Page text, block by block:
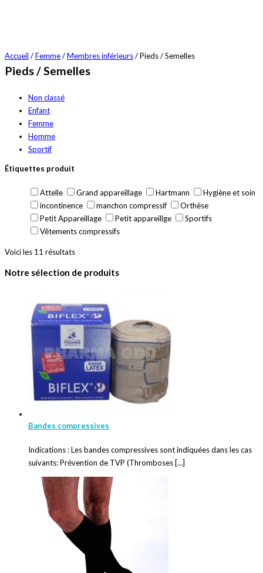
Accueil /Femme/Membres inférieurs/ Pieds / Semelles
Pieds / Semelles
Non classé
Enfant
Femme
Homme
Sportif
Étiquettes produit
Attelle Grand appareillage Hartmann
Hygiène et soin
incontinence
manchon compressif
Orthèse
Petit Appareillage
Petit appareillge
Sportifs
Vêtements compressifs
Voici les 11 résultats
Notre sélection de produits
Bandes compressives
Indications : Les bandes compressives sont indiquées dans les cas
suivants: Prévention de TVP (Thromboses […]